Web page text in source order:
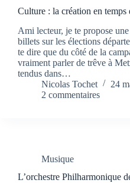
Culture : la création en temps
Ami lecteur, je te propose
billets sur les élections
te dire que du côté de la
vraiment parler de trêve à
tendus dans…
Nicolas Tochet
24
2 commentaires
Musique
L’orchestre Philharmonique